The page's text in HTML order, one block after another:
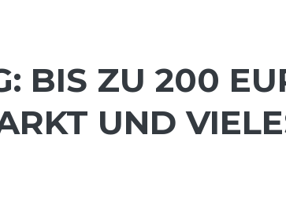
BIS ZU 200
UND